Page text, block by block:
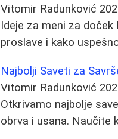
Vitomir Radunković
Ideje za meni za
proslave i kako
Najbolji Saveti za
Vitomir Radunković
Otkrivamo najbolje
obrva i usana. Naučite